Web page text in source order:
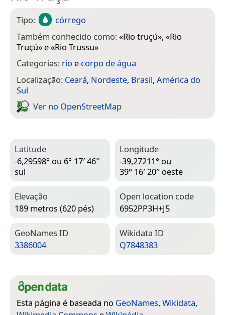
Tipo:
córrego
Também conhecido como:«Rio truçú», «Rio
Truçú» e «Rio Trussu»
Categorias: rio e corpo de água
Localização: Ceará, Nordeste, Brasil, América do
Sul
Ver no Open­Street­Map
Latitude
-6,29598° ou 6° 17′ 46″
sul
Longitude
-39,27211° ou
39° 16′ 20″ oeste
Elevação
189 metros (620 pés)
Open location code
6952PP3H+J5
Geo­Names ID
3386004
Wiki­data ID
Q7848383
Esta página é baseada no GeoNames, Wikidata,